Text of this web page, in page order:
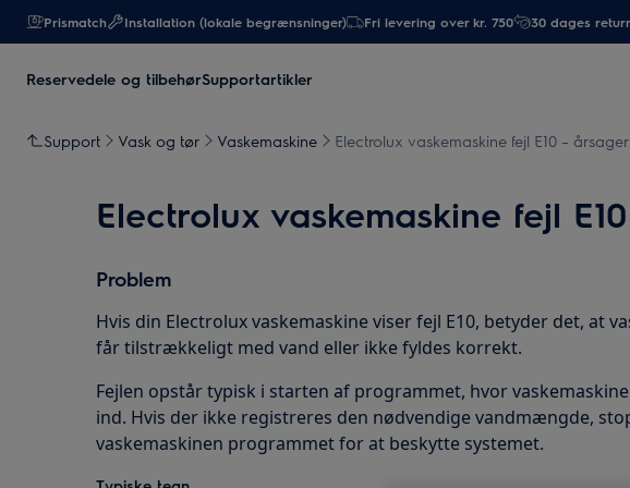
Prismatch Installation (lokale begrænsninger) Fri levering over kr. 750 30 dages
Reservedele og tilbehørSupportartikler
Support Vask og tør Vaskemaskine Electrolux vaskemaskine fejl E10 –
Electrolux vaskemaskine fejl
Problem
Hvis din Electrolux vaskemaskine viser fejl E10, betyder det, at
får tilstrækkeligt med vand eller ikke fyldes korrekt.
Fejlen opstår typisk i starten af programmet, hvor
ind. Hvis der ikke registreres den nødvendige vandmængde,
vaskemaskinen programmet for at beskytte systemet.